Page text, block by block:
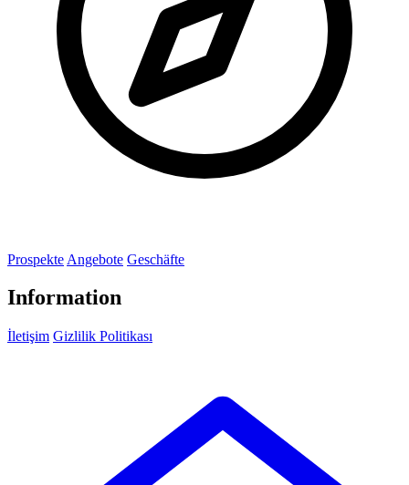
Prospekte Angebote Geschäfte
Information
İletişim Gizlilik Politikası